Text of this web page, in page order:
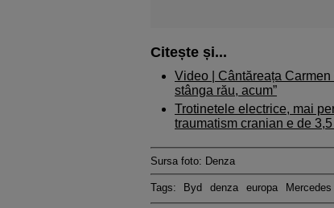
Citește și...
Video | Cântăreața
stânga rău, acum”
Trotinetele electrice, mai
traumatism cranian e de
Sursa foto: Denza
Tags: Byd denza europa Mercedes